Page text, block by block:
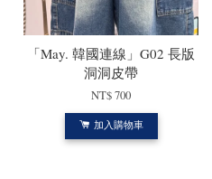
「May. 韓國連線」G02 長版
洞洞皮帶
NT$ 700
加入購物車